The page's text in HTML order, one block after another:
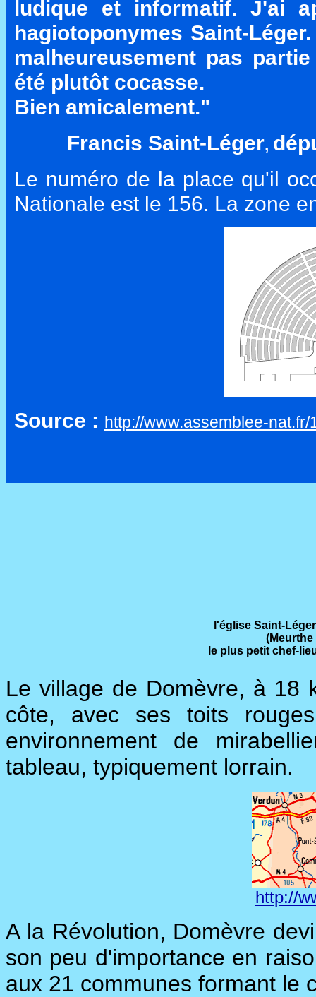
ludique et informatif. J'ai
hagiotoponymes Saint-
malheureusement pas
été plutôt cocasse.
Bien amicalement."
Francis Saint-Léger,
Le numéro de la place qu'il
Nationale est le 156. La zone
Source : http://www.assemblee-
l'église Saint-
(Meurthe
le plus petit chef-
Le village de Domèvre, à 18
côte, avec ses toits
environnement de
tableau, typiquement lorrain.
http://
A la Révolution, Domèvre
son peu d'importance en
aux 21 communes formant le